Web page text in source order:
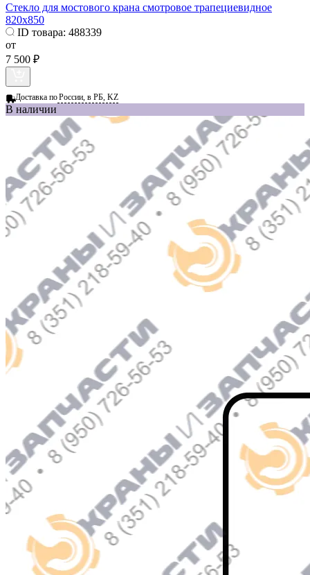
Стекло для мостового крана смотровое трапециевидное
820х850
ID товара: 488339
от
7 500 ₽
Доставка поРоссии, в РБ, KZ
В наличии